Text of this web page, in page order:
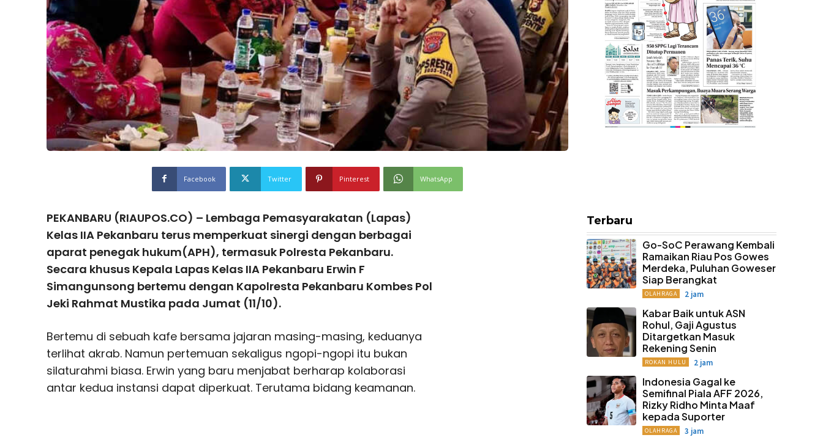
Facebook Twitter Pinterest WhatsApp
PEKANBARU (RIAUPOS.CO) – Lembaga Pemasyarakatan (Lapas)
Kelas IIA Pekanbaru terus memperkuat sinergi dengan berbagai
aparat penegak hukum(APH), termasuk Polresta Pekanbaru.
Secara khusus Kepala Lapas Kelas IIA Pekanbaru Erwin F
Simangunsong bertemu dengan Kapolresta Pekanbaru Kombes Pol
Jeki Rahmat Mustika pada Jumat (11/10).
Bertemu di sebuah kafe bersama jajaran masing-masing, keduanya
terlihat akrab. Namun pertemuan sekaligus ngopi-ngopi itu bukan
silaturahmi biasa. Erwin yang baru menjabat berharap kolaborasi
antar kedua instansi dapat diperkuat. Terutama bidang keamanan.
Terbaru
Go-SoC Perawang Kembali
Ramaikan Riau Pos Gowes
Merdeka, Puluhan Goweser
Siap Berangkat
OLAHRAGA 2 jam
Kabar Baik untuk ASN
Rohul, Gaji Agustus
Ditargetkan Masuk
Rekening Senin
ROKAN HULU 2 jam
Indonesia Gagal ke
Semifinal Piala AFF 2026,
Rizky Ridho Minta Maaf
kepada Suporter
OLAHRAGA 3 jam